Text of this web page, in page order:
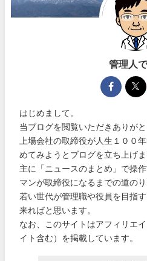
管理人
はじめまして。
当ブログを閲覧いただきありがと
上場会社の取締役が人生１００
めてみようとブログを立ち上げま
主に「ニュースのまとめ」で操
マンが取締役になるまでの道の
若い世代が管理職や役員を目指
来ればと思います。
なお、このサイトはアフィリエ
イト含む）を掲載しています。